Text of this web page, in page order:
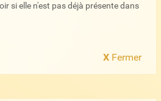
si elle n'est pas déjà présente dans
X Fermer